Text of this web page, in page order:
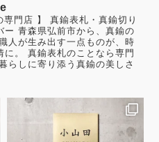
専門店 】 真鍮表札・真鍮切り
ー 青森県弘前市から、真鍮の
人が生み出す一点ものが、時
に。 真鍮表札のことなら専門
らしに寄り添う真鍮の美しさ